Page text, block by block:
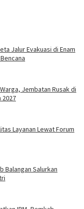
Jalur Evakuasi di Enam
Jembatan Rusak di
2027
Layanan Lewat Forum
Balangan Salurkan